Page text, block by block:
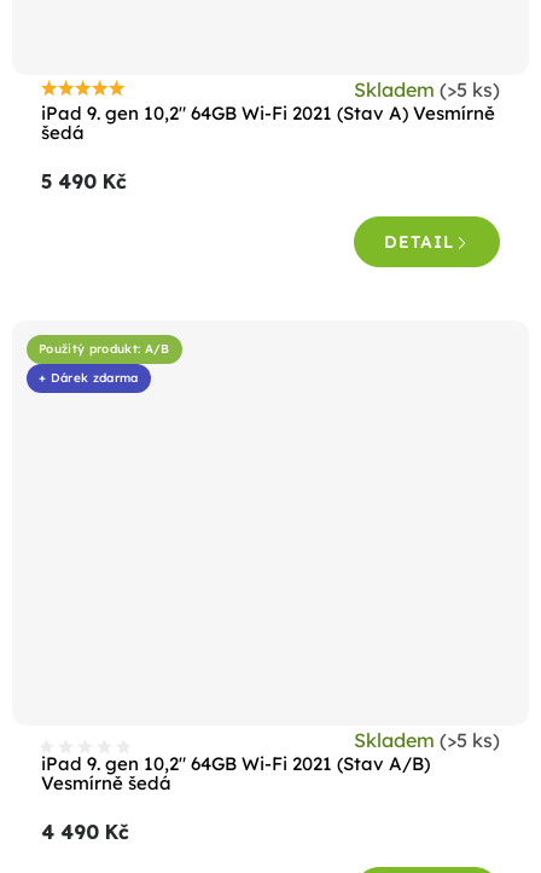
iPad 9. gen 10,2" 64GB Wi-Fi 2021 (Stav A) Vesmírně
šedá
Průměrné
hodnocení
je
Skladem (>5 ks)
5 490 Kč
DETAIL
Použitý produkt: A/B
+ Dárek zdarma
iPad 9. gen 10,2" 64GB Wi-Fi 2021 (Stav A/B)
Vesmírně šedá
Skladem (>5 ks)
4 490 Kč